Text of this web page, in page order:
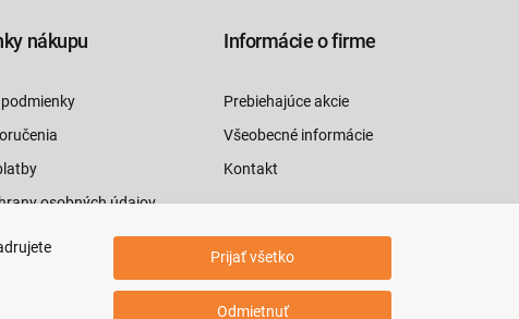
nákupu
osobných údajov
Informácie o firme
Prebiehajúce akcie
Všeobecné informácie
Kontakt
Prijať všetko
Odmietnuť